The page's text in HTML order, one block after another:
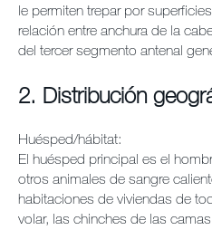
le permiten trepar por
relación entre anchura de la
del tercer segmento antenal
2. Distribución
Huésped/hábitat:
El huésped principal es el
otros animales de sangre
habitaciones de viviendas de
volar, las chinches de las